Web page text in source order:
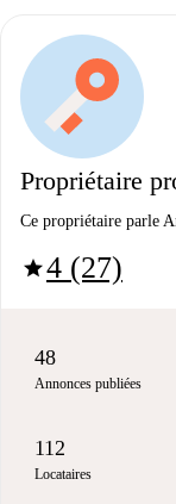
Propriétaire
Ce propriétaire parle
star4 (27)
48
Annonces publiées
112
Locataires